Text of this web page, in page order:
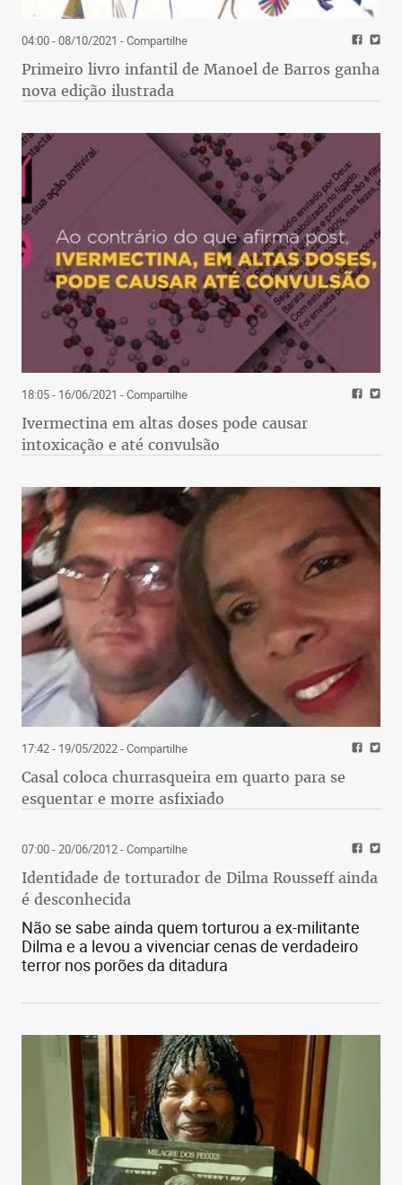
04:00 - 08/10/2021 - Compartilhe
Primeiro livro infantil de Manoel de Barros ganha
nova edição ilustrada
18:05 - 16/06/2021 - Compartilhe
Ivermectina em altas doses pode causar
intoxicação e até convulsão
17:42 - 19/05/2022- Compartilhe
Casal coloca churrasqueira em quarto para se
esquentar e morre asfixiado
07:00 - 20/06/2012- Compartilhe
Identidade de torturador de Dilma Rousseff ainda
é desconhecida
Não se sabe ainda quem torturou a ex-militante
Dilma e a levou a vivenciar cenas de verdadeiro
terror nos porões da ditadura